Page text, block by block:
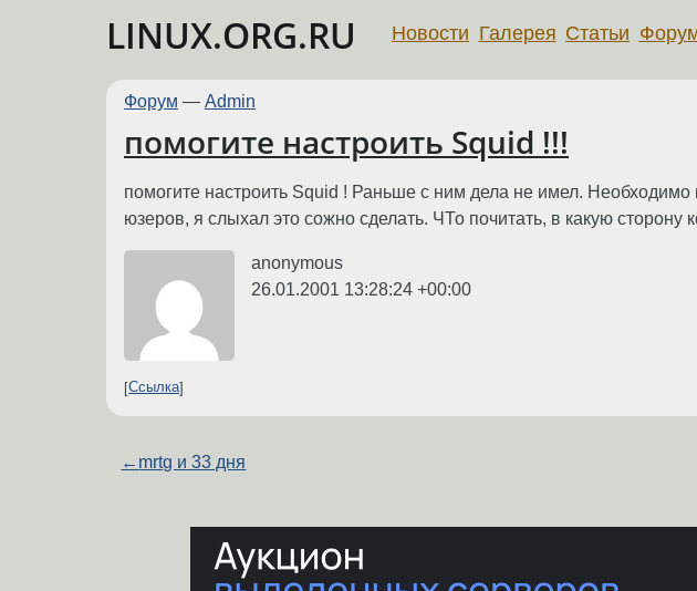
LINUX.ORG.RU Новости Галерея Статьи
Форум — Admin
помогите настроить Squid !!!
помогите настроить Squid ! Раньше с ним дела не имел. Необходимо
юзеров, я слыхал это сожно сделать. ЧТо почитать, в какую сторону
anonymous
26.01.2001 13:28:24 +00:00
Ссылка
← mrtg и 33 дня